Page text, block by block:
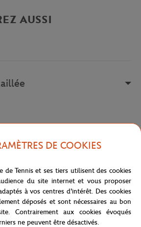
AUSSI
DE COOKIES
de Tennis et ses tiers utilisent des cookies
du site internet et vous proposer
à vos centres d'intérêt. Des cookies
déposés et sont nécessaires au bon
Contrairement aux cookies évoqués
ne peuvent être désactivés.